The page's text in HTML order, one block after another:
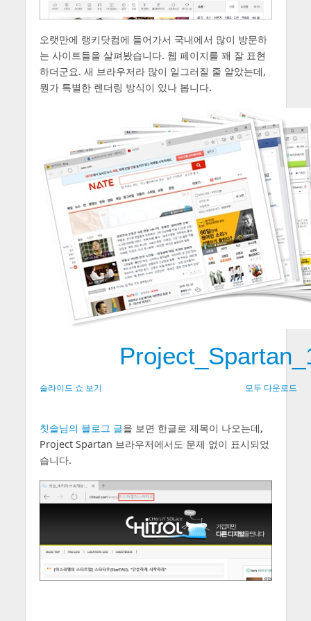
오랫만에 랭키닷컴에 들어가서 국내에서 많이 방문하
는 사이트들을 살펴봤습니다. 웹 페이지를 꽤 잘 표현
하더군요. 새 브라우저라 많이 일그러질 줄 알았는데,
뭔가 특별한 렌더링 방식이 있나 봅니다.
슬라이드 쇼 보기 모두 다운로드
칫솔님의 블로그 글을 보면 한글로 제목이 나오는데,
Project Spartan 브라우저에서도 문제 없이 표시되었
습니다.